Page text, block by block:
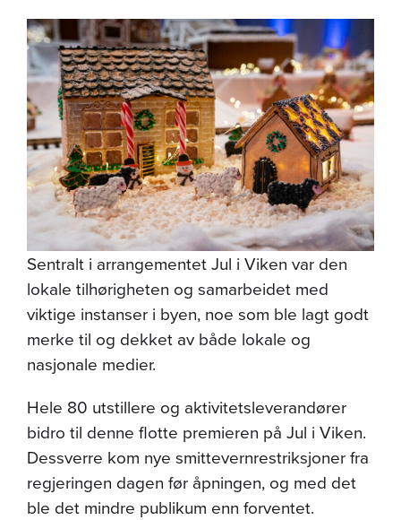
Sentralt i arrangementet Jul i Viken var den
lokale tilhørigheten og samarbeidet med
viktige instanser i byen, noe som ble lagt godt
merke til og dekket av både lokale og
nasjonale medier.
Hele 80 utstillere og aktivitetsleverandører
bidro til denne flotte premieren på Jul i Viken.
Dessverre kom nye smittevernrestriksjoner fra
regjeringen dagen før åpningen, og med det
ble det mindre publikum enn forventet.